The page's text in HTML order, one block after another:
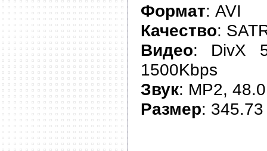
Формат: AVI
Качество:
Видео: DivX
1500Kbps
Звук: MP2,
Размер: